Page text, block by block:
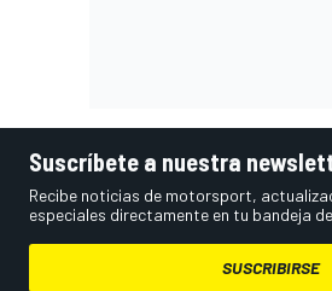
Suscríbete a nuestra
Recibe noticias de motorsport,
especiales directamente en tu bandeja
SUSCRIBIRSE